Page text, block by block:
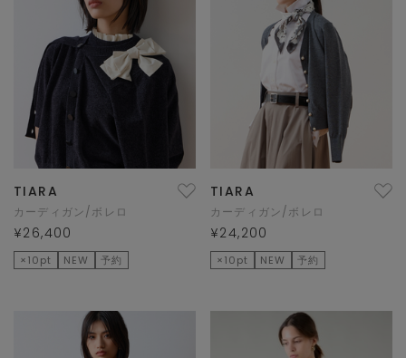
TIARA
カーディガン/ボレロ
¥26,400
×10pt NEW 予約
TIARA
カーディガン/ボレロ
¥24,200
×10pt NEW 予約